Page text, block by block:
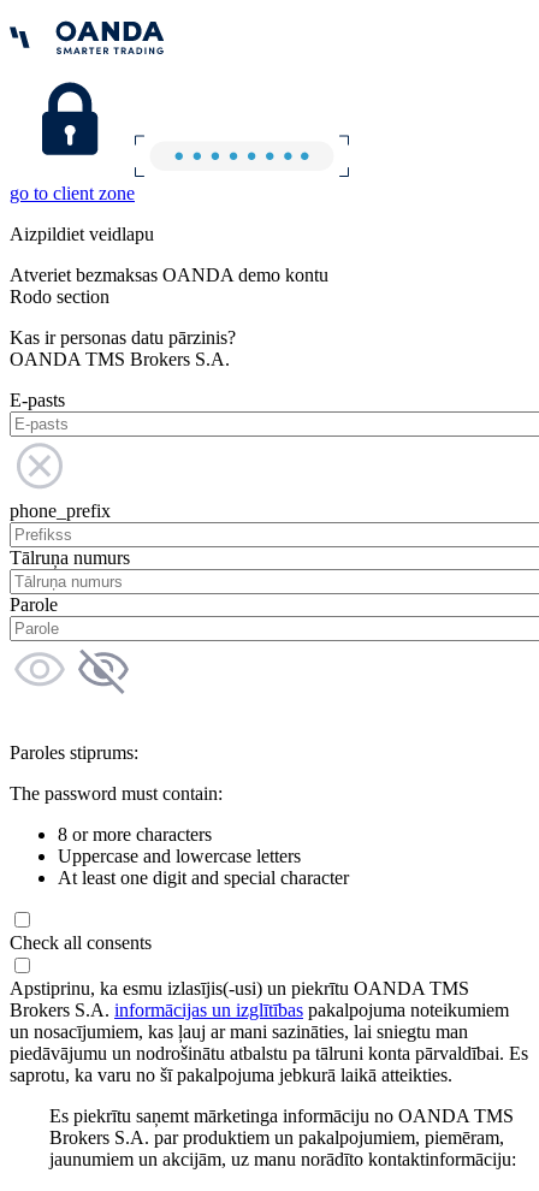
go to client zone
Aizpildiet veidlapu
Atveriet bezmaksas OANDA demo kontu
Rodo section
Kas ir personas datu pārzinis?
OANDA TMS Brokers S.A.
E-pasts
phone_prefix
Tālruņa numurs
Parole
Paroles stiprums:
The password must contain:
8 or more characters
Uppercase and lowercase letters
At least one digit and special character
Check all consents
Apstiprinu, ka esmu izlasījis(-usi) un piekrītu OANDA TMS
Brokers S.A. informācijas un izglītības pakalpojuma noteikumiem
un nosacījumiem, kas ļauj ar mani sazināties, lai sniegtu man
piedāvājumu un nodrošinātu atbalstu pa tālruni konta pārvaldībai. Es
saprotu, ka varu no šī pakalpojuma jebkurā laikā atteikties.
Es piekrītu saņemt mārketinga informāciju no OANDA TMS
Brokers S.A. par produktiem un pakalpojumiem, piemēram,
jaunumiem un akcijām, uz manu norādīto kontaktinformāciju: